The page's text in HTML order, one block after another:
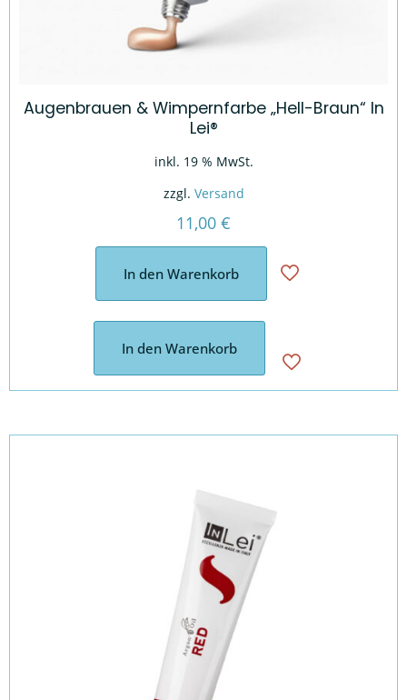
Augenbrauen & Wimpernfarbe „Hell-Braun“ In
Lei®
inkl. 19 % MwSt.
zzgl. Versand
11,00 €
In den Warenkorb
In den Warenkorb